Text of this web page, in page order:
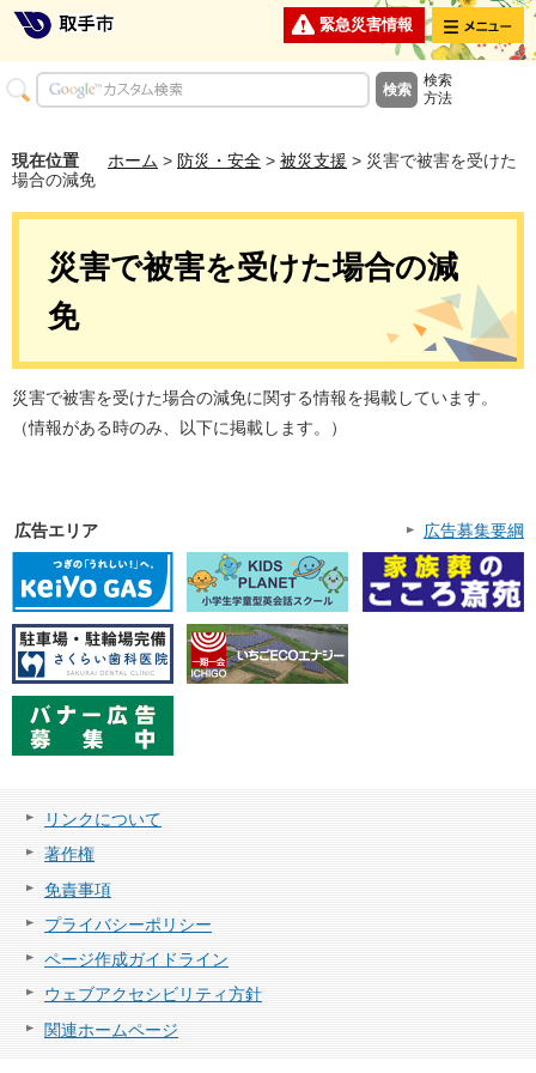
緊急災害情報 メニュー
検索
方法
現在位置 ホーム > 防災・安全 > 被災支援 > 災害で被害を受けた
場合の減免
災害で被害を受けた場合の減
免
災害で被害を受けた場合の減免に関する情報を掲載しています。
（情報がある時のみ、以下に掲載します。）
広告エリア 広告募集要綱
リンクについて
著作権
免責事項
プライバシーポリシー
ページ作成ガイドライン
ウェブアクセシビリティ方針
関連ホームページ